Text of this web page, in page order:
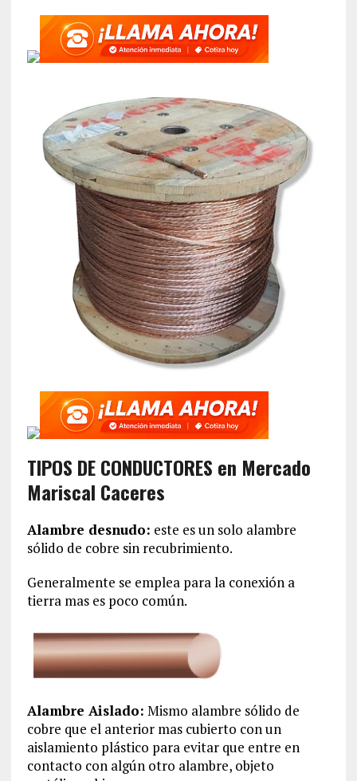
TIPOS DE CONDUCTORES en Mercado
Mariscal Caceres
Alambre desnudo: este es un solo alambre
sólido de cobre sin recubrimiento.
Generalmente se emplea para la conexión a
tierra mas es poco común.
Alambre Aislado: Mismo alambre sólido de
cobre que el anterior mas cubierto con un
aislamiento plástico para evitar que entre en
contacto con algún otro alambre, objeto